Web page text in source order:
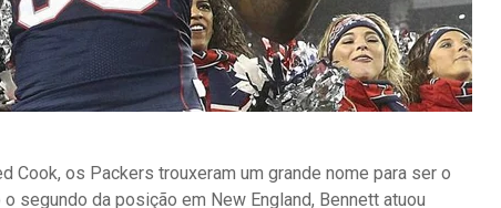
os Packers trouxeram um grande nome para ser o
segundo da posição em New England, Bennett atuou